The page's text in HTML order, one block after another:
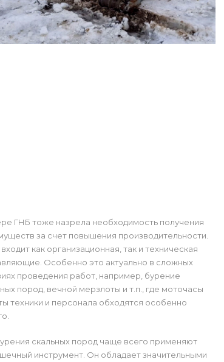
ГНБ тоже назрела необходимость получения
за счет повышения производительности.
как организационная, так и техническая
Особенно это актуально в сложных
проведения работ, например, бурение
пород, вечной мерзлоты и т.п., где моточасы
техники и персонала обходятся особенно
скальных пород чаще всего применяют
инструмент. Он обладает значительными